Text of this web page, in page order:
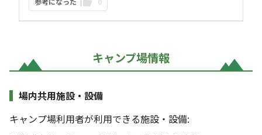
キャンプ場情報
場内共用施設・設備
キャンプ場利用者が利用できる施設・設備: